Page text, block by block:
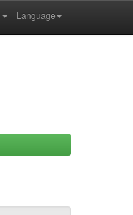
Language